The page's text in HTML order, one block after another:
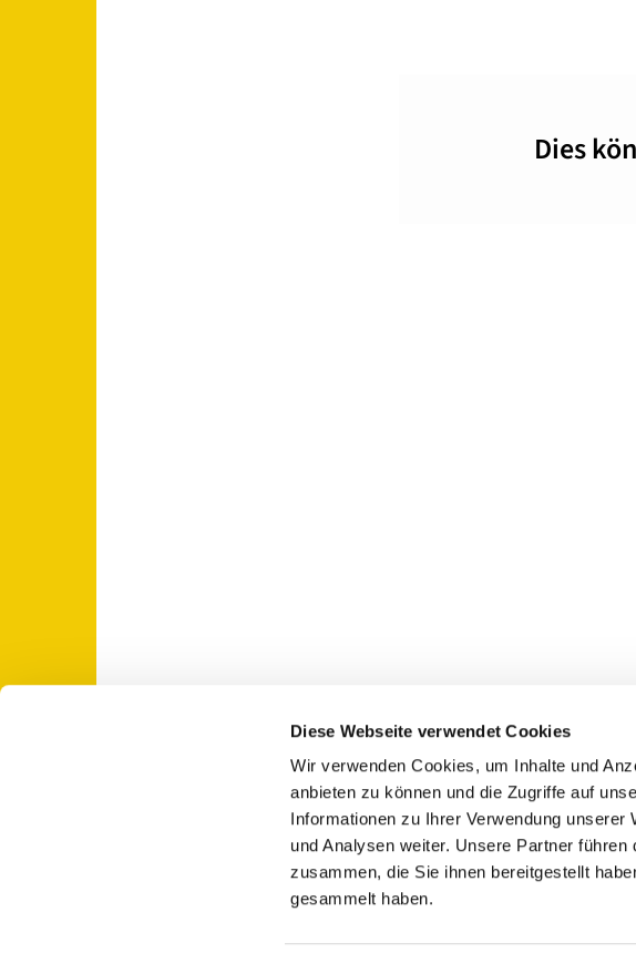
Diese Webseite verwendet Cookies
Wir verwenden Cookies, um Inhalte und
anbieten zu können und die Zugriffe auf
Informationen zu Ihrer Verwendung
und Analysen weiter. Unsere Partner
zusammen, die Sie ihnen bereitgestellt
gesammelt haben.
Dies
St. Otto: Katholische Kirche Usedom-Anklam-